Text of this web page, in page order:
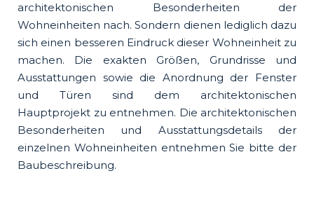
architektonischen Besonderheiten der
Wohneinheiten nach. Sondern dienen lediglich dazu
sich einen besseren Eindruck dieser Wohneinheit zu
machen. Die exakten Größen, Grundrisse und
Ausstattungen sowie die Anordnung der Fenster
und Türen sind dem architektonischen
Hauptprojekt zu entnehmen. Die architektonischen
Besonderheiten und Ausstattungsdetails der
einzelnen Wohneinheiten entnehmen Sie bitte der
Baubeschreibung.